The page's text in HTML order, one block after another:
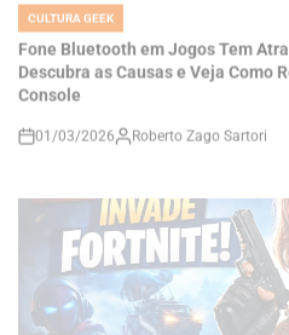
Descubra as Causas e Veja Como
Console
on
01/03/2026 Roberto Zago Sartori